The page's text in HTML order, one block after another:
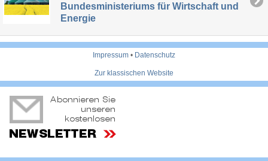
Bundesministeriums für Wirtschaft und
Energie
Impressum • Datenschutz
Zur klassischen Website